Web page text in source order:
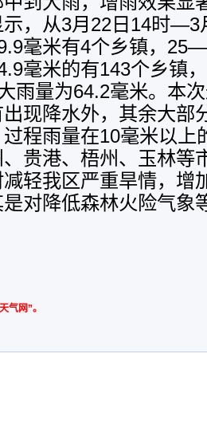
，从3月22日14时—3
毫米有4个乡镇，
毫米的有143个乡镇
雨量为64.2毫米。本
现降水外，其余大部
程雨量在10毫米以上
贵港、梧州、玉林等
轻我区严重旱情，增
对降低森林火险气象
气网”。